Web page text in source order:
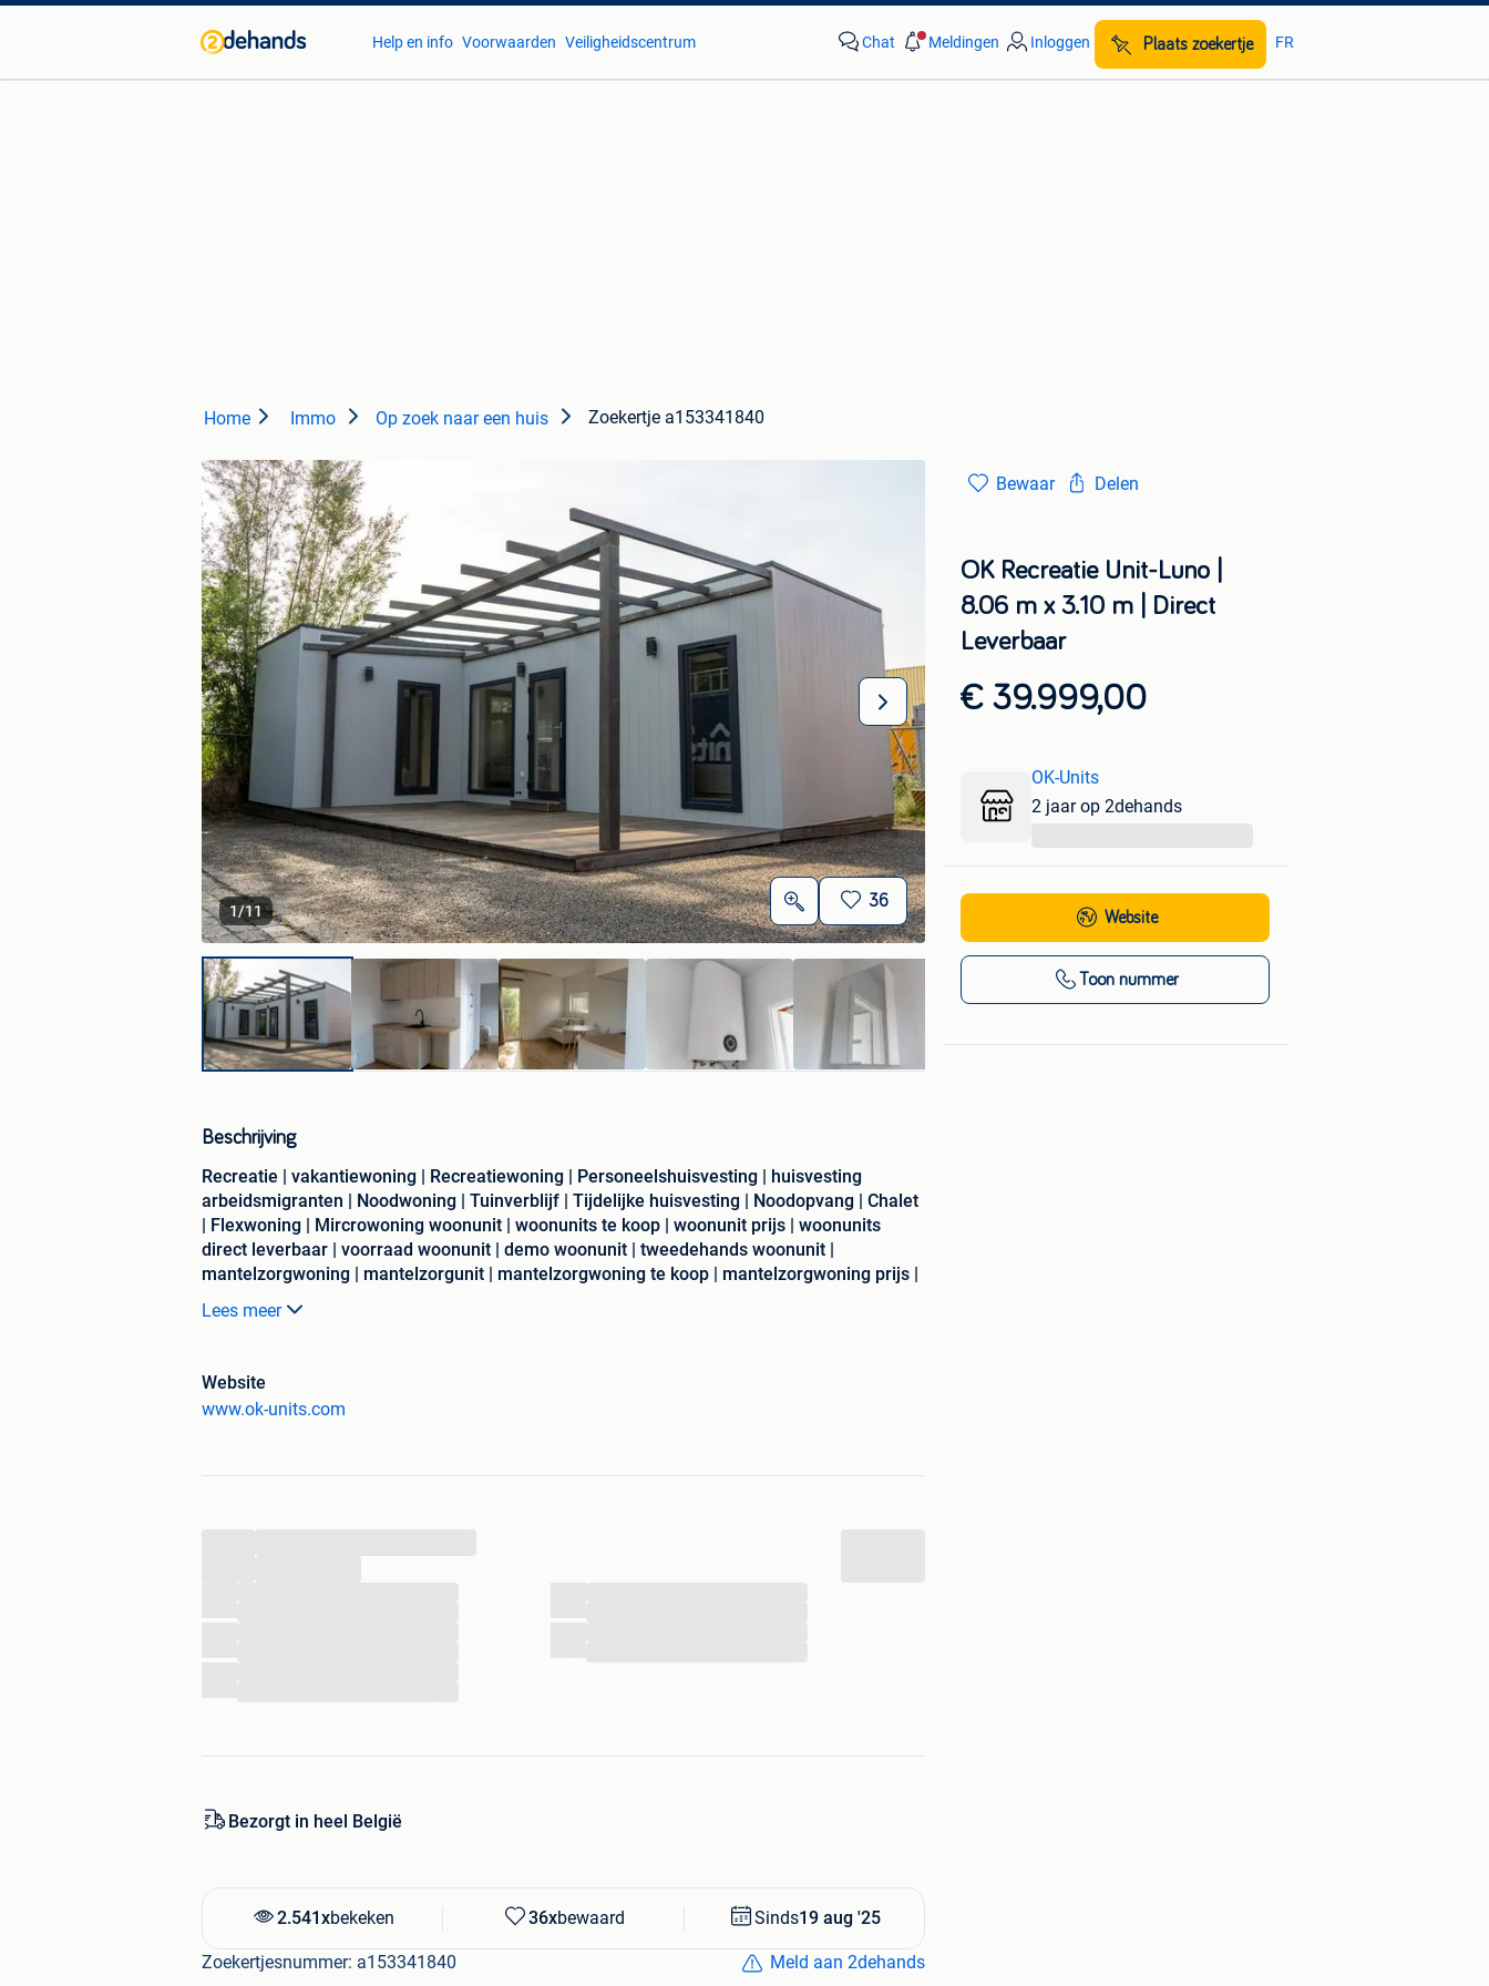
Help en info Voorwaarden Veiligheidscentrum Chat Meldingen Inloggen Plaats zoekertje FR
Home Immo Op zoek naar een huis Zoekertje a153341840
1/11
36
Beschrijving
Recreatie | vakantiewoning | Recreatiewoning | Personeelshuisvesting | huisvesting
arbeidsmigranten | Noodwoning | Tuinverblijf | Tijdelijke huisvesting | Noodopvang | Chalet
| Flexwoning | Mircrowoning woonunit | woonunits te koop | woonunit prijs | woonunits
direct leverbaar | voorraad woonunit | demo woonunit | tweedehands woonunit |
mantelzorgwoning | mantelzorgunit | mantelzorgwoning te koop | mantelzorgwoning prijs |
unitwoning direct leverbaar | voorraadmodel woonunit goedkoop | aanbieding woonunit |
Dat is precies wat OK-Units Recreatie belooft: kant-en-klare, betaalbare en flexibele
recreatiewoningen die je snel kunt plaatsen, ideaal voor persoonlijke ontspanning of slimme
Dankzij hun compacte, efficiënte ontwerp en hoogwaardige afwerking lenen deze units
wachttijd.
Lees meer
Website
www.ok-units.com
Bezorgt in heel België
2.541xbekeken 36xbewaard Sinds19 aug '25
Zoekertjesnummer: a153341840 Meld aan 2dehands
Bewaar Delen
OK Recreatie Unit-Luno |
8.06 m x 3.10 m | Direct
Leverbaar
€ 39.999,00
OK-Units
2 jaar op 2dehands
Website
Toon nummer